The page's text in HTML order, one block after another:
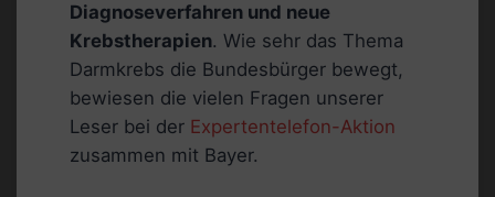
Diagnoseverfahren und neue
Krebstherapien. Wie sehr das Thema
Darmkrebs die Bundesbürger bewegt,
bewiesen die vielen Fragen unserer
Leser bei der Expertentelefon-Aktion
zusammen mit Bayer.